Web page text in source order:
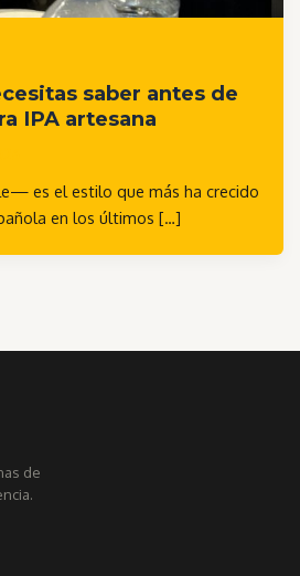
saber antes de
IPA artesana
es el estilo que más ha crecido
en los últimos […]
de